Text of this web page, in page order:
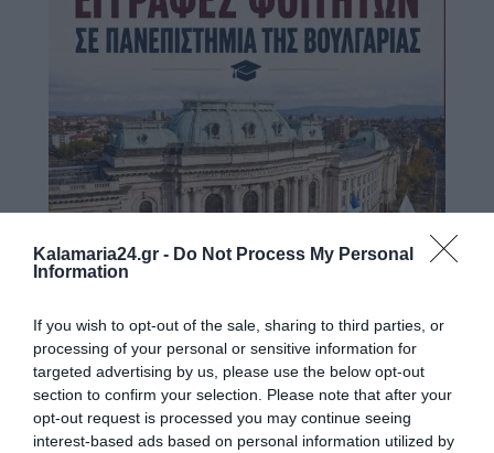
Kalamaria24.gr - Do Not Process My Personal
Information
If you wish to opt-out of the sale, sharing to third parties, or
processing of your personal or sensitive information for
targeted advertising by us, please use the below opt-out
section to confirm your selection. Please note that after your
opt-out request is processed you may continue seeing
interest-based ads based on personal information utilized by